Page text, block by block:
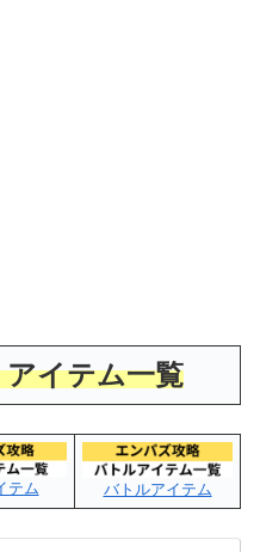
イテム一覧
テム バトルアイテム